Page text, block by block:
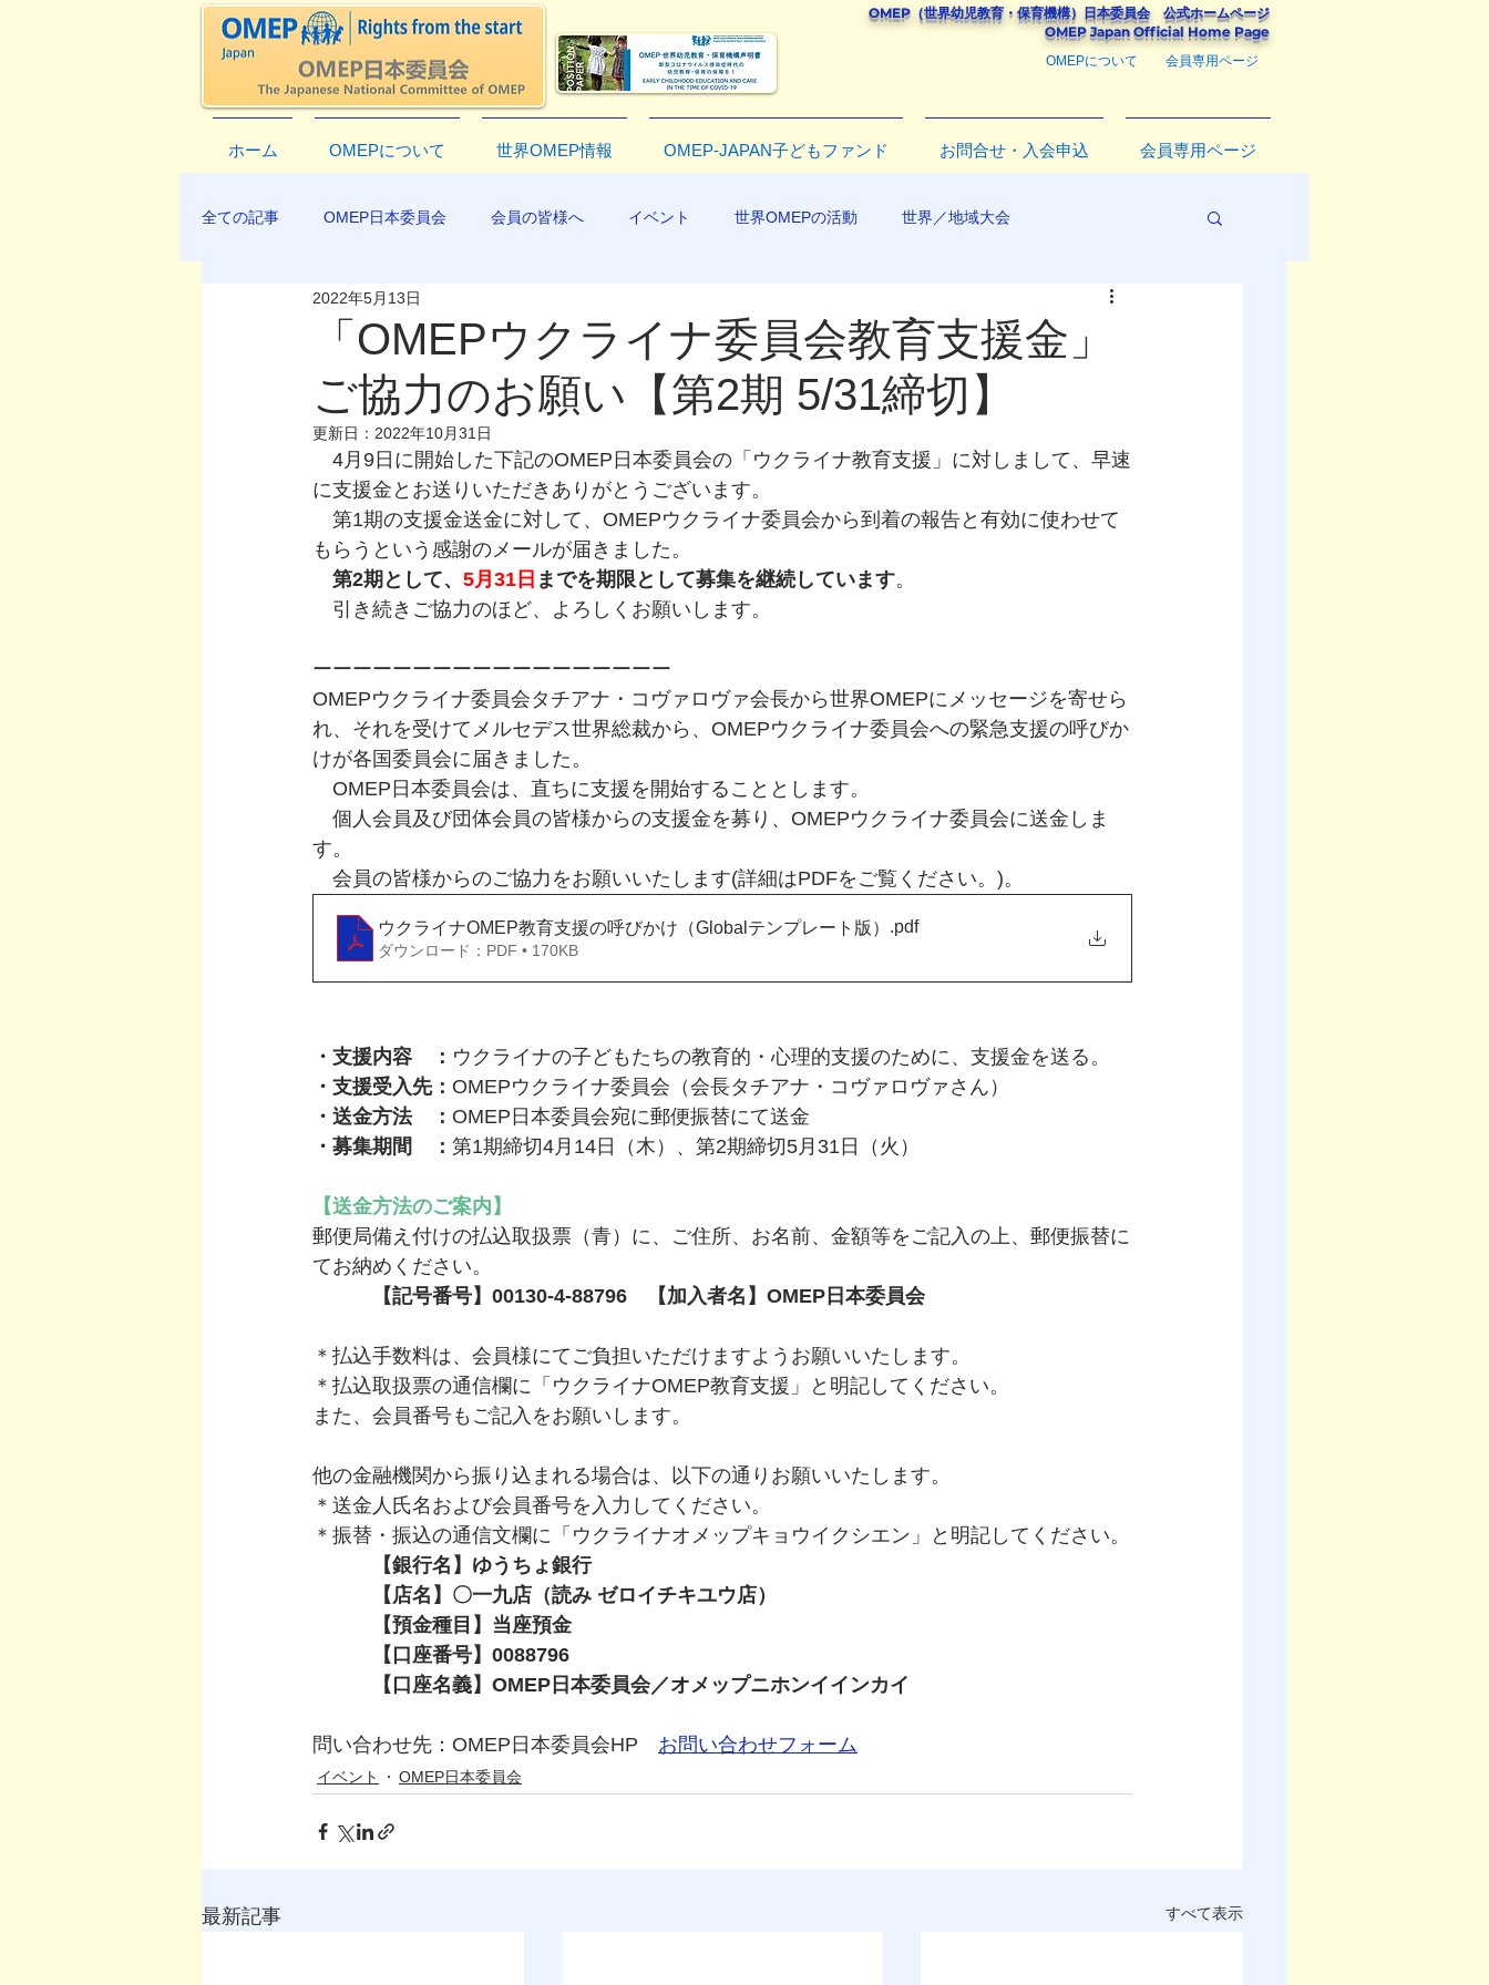
OMEP（世界幼児教育・保育機構） 日本委員会公式ホームページ
​OMEP Japan Official Home Page
OMEPについて 会員専用ページ
ホーム OMEPについて 世界OMEP情報 OMEP-JAPAN子どもファンド お問合せ・入会申込 会員専用ページ
全ての記事 OMEP日本委員会 会員の皆様へ イベント 世界OMEPの活動 世界／地域大会
EXCO-COMMUNICATION
「OMEPウクライナ委員会教育支援金」
ご協力のお願い【第2期 5/31締切】
2022年5月13日
更新日： 2022年10月31日
4月9日に開始した下記のOMEP日本委員会の「ウクライナ教育支援」に対しまして、早速
に支援金とお送りいただきありがとうございます。
第1期の支援金送金に対して、OMEPウクライナ委員会から到着の報告と有効に使わせて
もらうという感謝のメールが届きました。
第2期として、 5月31日 までを期限として募集を継続しています。
引き続きご協力のほど、よろしくお願いします。
ーーーーーーーーーーーーーーーーーー
OMEPウクライナ委員会タチアナ・コヴァロヴァ会長から世界OMEPにメッセージを寄せら
れ、それを受けてメルセデス世界総裁から、OMEPウクライナ委員会への緊急支援の呼びか
けが各国委員会に届きました。
OMEP日本委員会は、直ちに支援を開始することとします。
個人会員及び団体会員の皆様からの支援金を募り、OMEPウクライナ委員会に送金しま
す。
会員の皆様からのご協力をお願いいたします(詳細はPDFをご覧ください。)。
ウクライナOMEP教育支援の呼びかけ（Globalテンプレート版） .pdf
ダウンロード：PDF • 170KB
・支援内容　： ウクライナの子どもたちの教育的・心理的支援のために、支援金を送る。
・支援受入先： OMEPウクライナ委員会（会長タチアナ・コヴァロヴァさん）
・送金方法　： OMEP日本委員会宛に郵便振替にて送金
・募集期間　： 第1期締切4月14日（木）、第2期締切5月31日（火）
【送金方法のご案内】
郵便局備え付けの払込取扱票（青）に、ご住所、お名前、金額等をご記入の上、郵便振替に
てお納めください。
【記号番号】00130-4-88796　【加入者名】OMEP日本委員会
＊払込手数料は、会員様にてご負担いただけますようお願いいたします。
＊払込取扱票の通信欄に「ウクライナOMEP教育支援」と明記してください。
また、会員番号もご記入をお願いします。
他の金融機関から振り込まれる場合は、以下の通りお願いいたします。
＊送金人氏名および会員番号を入力してください。
＊振替・振込の通信文欄に「ウクライナオメップキョウイクシエン」と明記してください。
【銀行名】ゆうちょ銀行
【店名】〇一九店（読み ゼロイチキユウ店）
【預金種目】当座預金
【口座番号】0088796
【口座名義】OMEP日本委員会／オメップニホンイインカイ
問い合わせ先：OMEP日本委員会HP お問い合わせフォーム
イベント OMEP日本委員会
最新記事 すべて表示